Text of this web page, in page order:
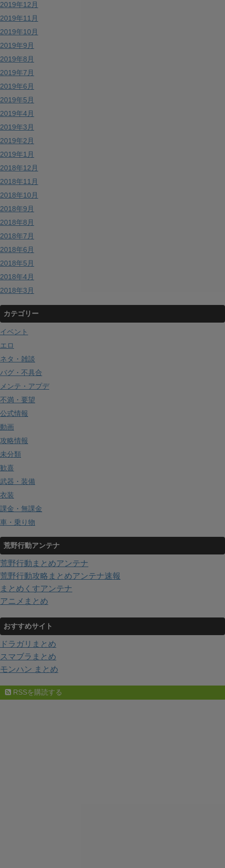
2019年12月
2019年11月
2019年10月
2019年9月
2019年8月
2019年7月
2019年6月
2019年5月
2019年4月
2019年3月
2019年2月
2019年1月
2018年12月
2018年11月
2018年10月
2018年9月
2018年8月
2018年7月
2018年6月
2018年5月
2018年4月
2018年3月
カテゴリー
イベント
エロ
ネタ・雑談
バグ・不具合
メンテ・アプデ
不満・要望
公式情報
動画
攻略情報
未分類
歓喜
武器・装備
衣装
課金・無課金
車・乗り物
荒野行動アンテナ
荒野行動まとめアンテナ
荒野行動攻略まとめアンテナ速報
まとめくすアンテナ
アニメまとめ
おすすめサイト
ドラガリまとめ
スマブラまとめ
モンハン まとめ
RSSを購読する